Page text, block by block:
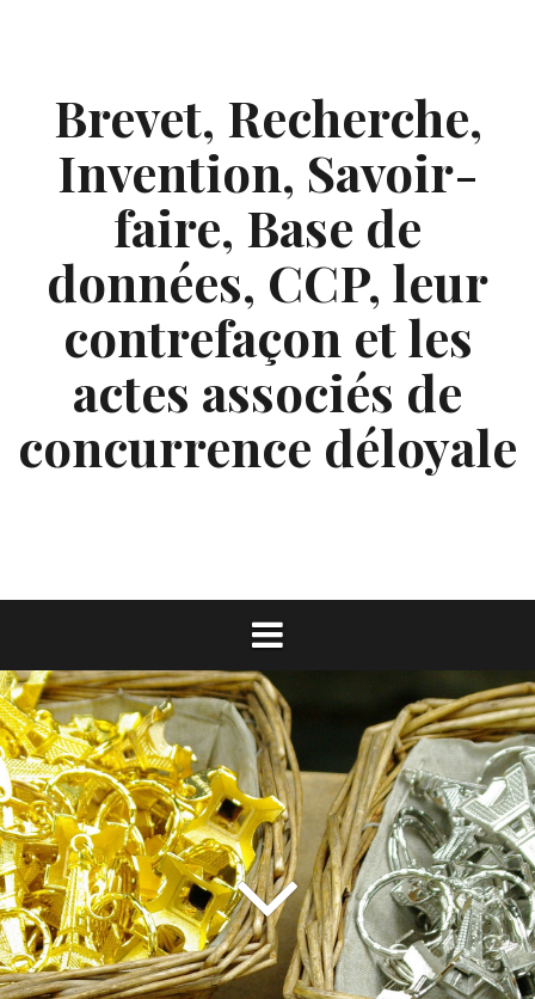
Brevet, Recherche,
Invention, Savoir-
faire, Base de
données, CCP, leur
contrefaçon et les
actes associés de
concurrence déloyale